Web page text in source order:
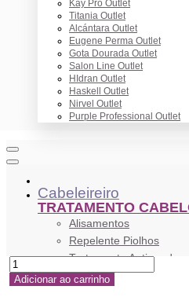
Kay Pro Outlet
Titania Outlet
Alcántara Outlet
Eugene Perma Outlet
Gota Dourada Outlet
Salon Line Outlet
HIdran Outlet
Haskell Outlet
Nirvel Outlet
Purple Professional Outlet
Cabeleireiro
TRATAMENTO
Alisamentos
Repelente Piolhos
Tratamento Antiqueda
Tratamento Anticaspa
Adicionar ao carrinho